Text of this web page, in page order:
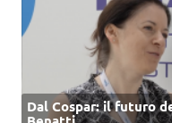
Dal Cospar: il futuro